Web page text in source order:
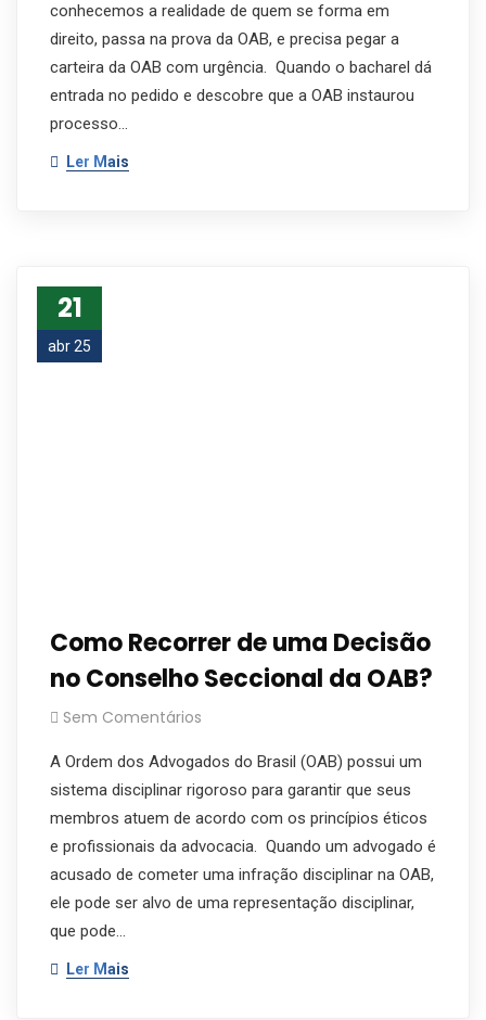
conhecemos a realidade de quem se forma em
direito, passa na prova da OAB, e precisa pegar a
carteira da OAB com urgência. Quando o bacharel dá
entrada no pedido e descobre que a OAB instaurou
processo…
Ler Mais
21
abr 25
Como Recorrer de uma Decisão
no Conselho Seccional da OAB?
Sem Comentários
A Ordem dos Advogados do Brasil (OAB) possui um
sistema disciplinar rigoroso para garantir que seus
membros atuem de acordo com os princípios éticos
e profissionais da advocacia. Quando um advogado é
acusado de cometer uma infração disciplinar na OAB,
ele pode ser alvo de uma representação disciplinar,
que pode…
Ler Mais